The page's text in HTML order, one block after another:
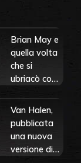
Brian May e
quella volta
che si
ubriacò con
Halen: “È
stata una
delle poche
volte nella
mia vita in
Van Halen,
pubblicata
una nuova
versione di